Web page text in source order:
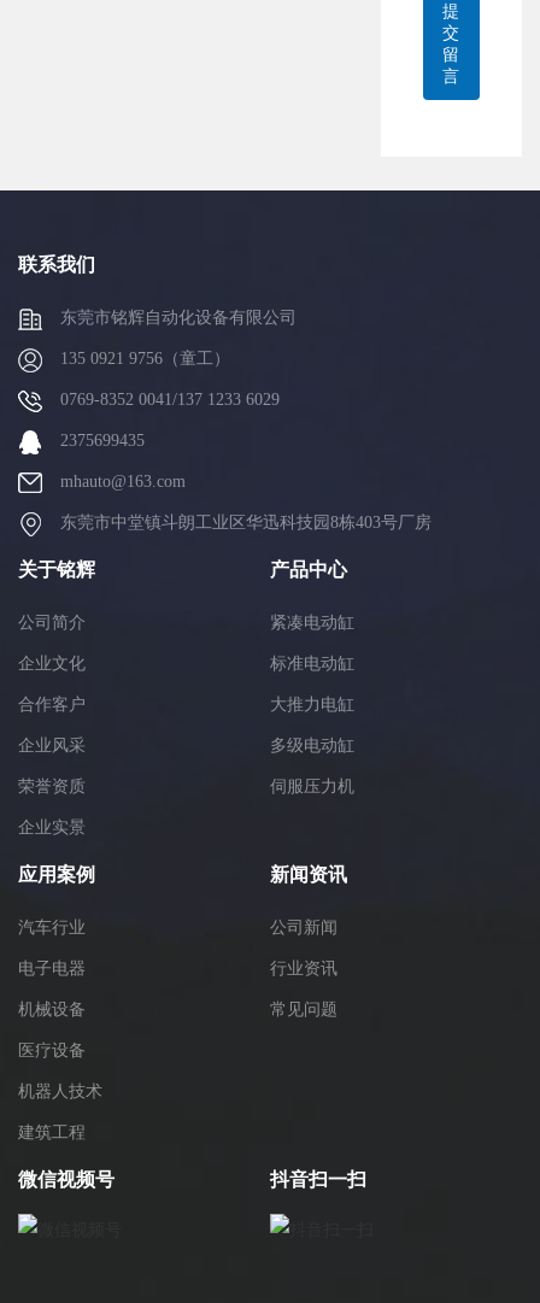
提
交
留
言
联系我们
东莞市铭辉自动化设备有限公司
135 0921 9756（童工）
0769-8352 0041/137 1233 6029
2375699435
mhauto@163.com
东莞市中堂镇斗朗工业区华迅科技园8栋403号厂房
关于铭辉
公司简介
企业文化
合作客户
企业风采
荣誉资质
企业实景
产品中心
紧凑电动缸
标准电动缸
大推力电缸
多级电动缸
伺服压力机
应用案例
汽车行业
电子电器
机械设备
医疗设备
机器人技术
建筑工程
新闻资讯
公司新闻
行业资讯
常见问题
微信视频号 抖音扫一扫